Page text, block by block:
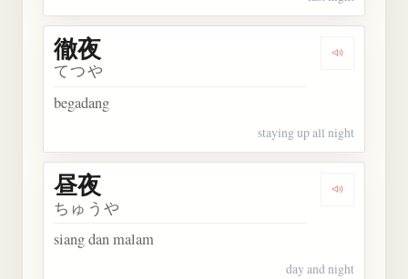
Dengarkan
徹夜
てつや
begadang
staying up all night
Dengarkan
昼夜
ちゅうや
siang dan malam
day and night